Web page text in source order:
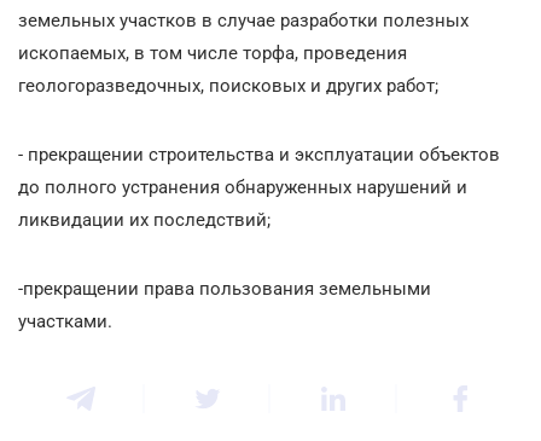
земельных участков в случае разработки полезных
ископаемых, в том числе торфа, проведения
геологоразведочных, поисковых и других работ;
- прекращении строительства и эксплуатации объектов
до полного устранения обнаруженных нарушений и
ликвидации их последствий;
-прекращении права пользования земельными
участками.